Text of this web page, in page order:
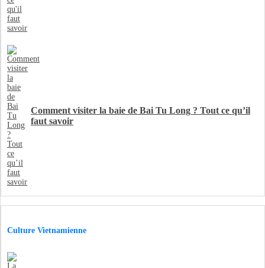
Comment visiter la baie de Bai Tu Long ? Tout ce qu’il
faut savoir
Culture Vietnamienne